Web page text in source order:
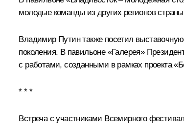
молодые команды из других регионов
Владимир Путин также посетил
поколения. В павильоне «Галерея»
с работами, созданными в рамках проекта
* * *
Встреча с участниками Всемирного